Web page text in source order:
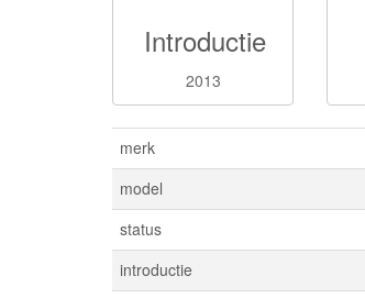
Introductie
2013
merk
model
status
introductie